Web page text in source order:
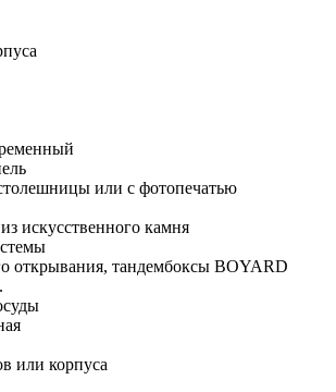
или с фотопечатью
искусственного камня
тандембоксы BOYARD
или корпуса